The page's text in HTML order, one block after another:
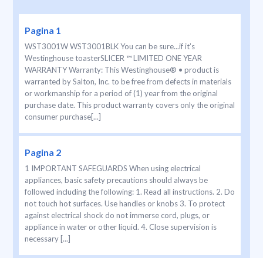
Pagina 1
WST3001W WST3001BLK You can be sure...if it’s
Westinghouse toasterSLICER ™ LIMITED ONE YEAR
WARRANTY Warranty: This Westinghouse® • product is
warranted by Salton, Inc. to be free from defects in materials
or workmanship for a period of (1) year from the original
purchase date. This product warranty covers only the original
consumer purchase[...]
Pagina 2
1 IMPORTANT SAFEGUARDS When using electrical
appliances, basic safety precautions should always be
followed including the following: 1. Read all instructions. 2. Do
not touch hot surfaces. Use handles or knobs 3. To protect
against electrical shock do not immerse cord, plugs, or
appliance in water or other liquid. 4. Close supervision is
necessary [...]